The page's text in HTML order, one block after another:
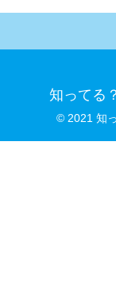
知ってる
© 2021 知